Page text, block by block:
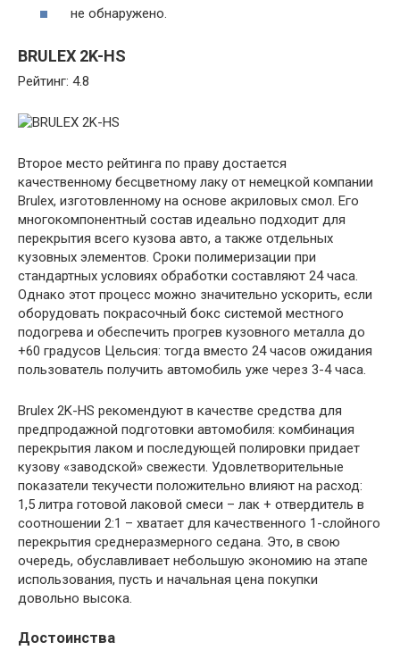
не обнаружено.
BRULEX 2K-HS
Рейтинг: 4.8
Второе место рейтинга по праву достается
качественному бесцветному лаку от немецкой компании
Brulex, изготовленному на основе акриловых смол. Его
многокомпонентный состав идеально подходит для
перекрытия всего кузова авто, а также отдельных
кузовных элементов. Сроки полимеризации при
стандартных условиях обработки составляют 24 часа.
Однако этот процесс можно значительно ускорить, если
оборудовать покрасочный бокс системой местного
подогрева и обеспечить прогрев кузовного металла до
+60 градусов Цельсия: тогда вместо 24 часов ожидания
пользователь получить автомобиль уже через 3-4 часа.
Brulex 2K-HS рекомендуют в качестве средства для
предпродажной подготовки автомобиля: комбинация
перекрытия лаком и последующей полировки придает
кузову «заводской» свежести. Удовлетворительные
показатели текучести положительно влияют на расход:
1,5 литра готовой лаковой смеси – лак + отвердитель в
соотношении 2:1 – хватает для качественного 1-слойного
перекрытия среднеразмерного седана. Это, в свою
очередь, обуславливает небольшую экономию на этапе
использования, пусть и начальная цена покупки
довольно высока.
Достоинства